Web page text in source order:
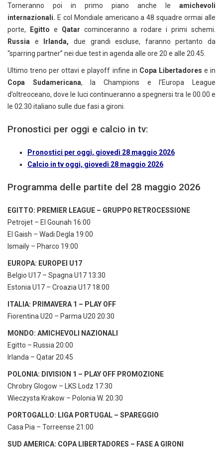
Torneranno poi in primo piano anche le amichevoli
internazionali. E col
Mondiale americano a 48 squadre ormai alle
porte,
Egitto e Qatar cominceranno a rodare i primi schemi.
Russia e Irlanda, due grandi escluse, faranno pertanto da
“sparring partner” nei due test in agenda alle ore 20 e alle 20.45.
Ultimo treno per ottavi e playoff infine in Copa Libertadores e in
Copa Sudamericana, la Champions e l’Europa League
d’oltreoceano, dove le luci continueranno a spegnersi tra le 00.00 e
le 02.30 italiano sulle due fasi a gironi.
Pronostici per oggi e calcio in tv:
Pronostici per oggi, giovedì 28 maggio 2026
Calcio in tv oggi, giovedì 28 maggio 2026
Programma delle partite del 28 maggio 2026
EGITTO: PREMIER LEAGUE – GRUPPO RETROCESSIONE
Petrojet – El Gounah 16:00
El Gaish – Wadi Degla 19:00
Ismaily – Pharco 19:00
EUROPA: EUROPEI U17
Belgio U17 – Spagna U17 13:30
Estonia U17 – Croazia U17 18:00
ITALIA: PRIMAVERA 1 – PLAY OFF
Fiorentina U20 – Parma U20 20:30
MONDO: AMICHEVOLI NAZIONALI
Egitto – Russia 20:00
Irlanda – Qatar 20:45
POLONIA: DIVISION 1 – PLAY OFF PROMOZIONE
Chrobry Glogow – LKS Lodz 17:30
Wieczysta Krakow – Polonia W. 20:30
PORTOGALLO: LIGA PORTUGAL – SPAREGGIO
Casa Pia – Torreense 21:00
SUD AMERICA: COPA LIBERTADORES – FASE A GIRONI